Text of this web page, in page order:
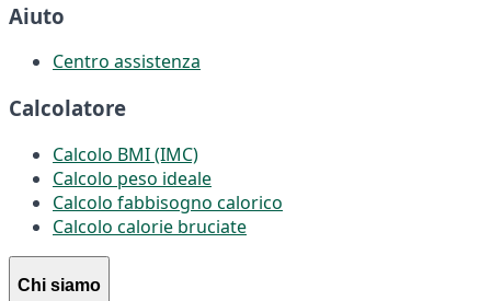
Aiuto
Centro assistenza
Calcolatore
Calcolo BMI (IMC)
Calcolo peso ideale
Calcolo fabbisogno calorico
Calcolo calorie bruciate
Chi siamo